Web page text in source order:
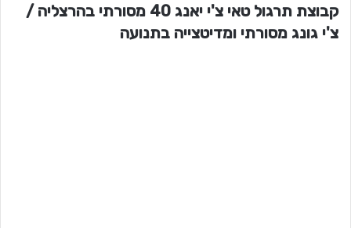
קבוצת תרגול טאי צ'י יאנג 40 מסורתי בהרצליה /
צ'י גונג מסורתי ומדיטצייה בתנועה